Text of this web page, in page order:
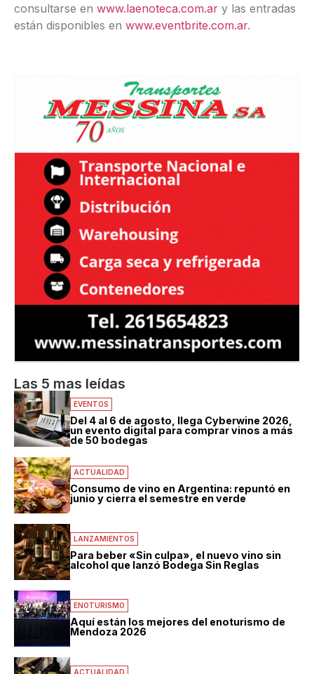
consultarse en www.laenoteca.com.ar y las entradas
están disponibles en www.eventbrite.com.ar.
Las 5 mas leídas
EVENTOS
Del 4 al 6 de agosto, llega Cyberwine 2026,
un evento digital para comprar vinos a más
de 50 bodegas
ACTUALIDAD
Consumo de vino en Argentina: repuntó en
junio y cierra el semestre en verde
LANZAMIENTOS
Para beber «Sin culpa», el nuevo vino sin
alcohol que lanzó Bodega Sin Reglas
ENOTURISMO
Aquí están los mejores del enoturismo de
Mendoza 2026
ACTUALIDAD